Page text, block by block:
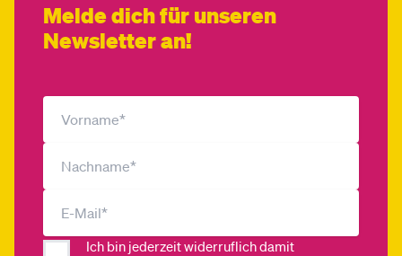
Melde dich für unseren
Newsletter an!
Ich bin jederzeit widerruflich damit